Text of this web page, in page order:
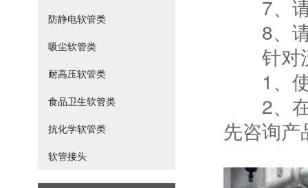
防静电软管类
吸尘软管类
耐高压软管类
食品卫生软管类
抗化学软管类
软管接头
7、请
8、请
针对
1、使
2、在
先咨询产